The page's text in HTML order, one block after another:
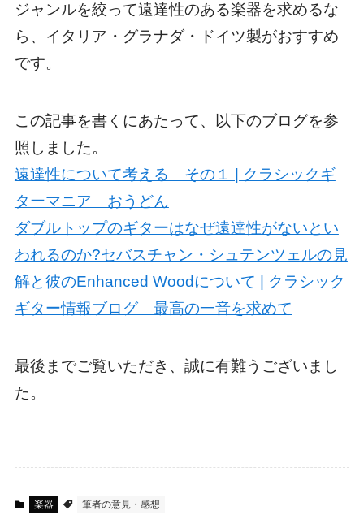
ジャンルを絞って遠達性のある楽器を求めるな
ら、イタリア・グラナダ・ドイツ製がおすすめ
です。
この記事を書くにあたって、以下のブログを参
照しました。
遠達性について考える その１ | クラシックギ
ターマニア おうどん
ダブルトップのギターはなぜ遠達性がないとい
われるのか?セバスチャン・シュテンツェルの見
解と彼のEnhanced Woodについて | クラシック
ギター情報ブログ 最高の一音を求めて
最後までご覧いただき、誠に有難うございまし
た。
楽器 筆者の意見・感想